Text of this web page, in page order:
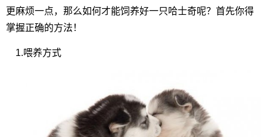
更麻烦一点，那么如何才能饲养好一只哈士奇呢？首先你得
掌握正确的方法！
1.喂养方式